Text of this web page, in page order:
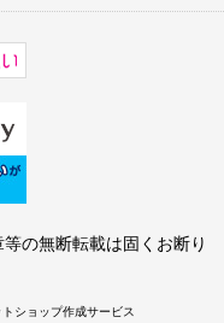
の無断転載は固くお断り
ショップ作成サービス